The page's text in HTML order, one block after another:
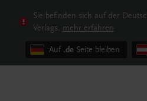
Sie befinden sich auf der
Verlags. mehr erfahren
Auf .de Seite bleiben